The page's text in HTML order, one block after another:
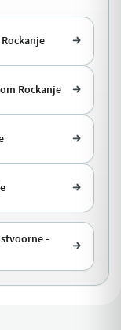
Rockanje
-